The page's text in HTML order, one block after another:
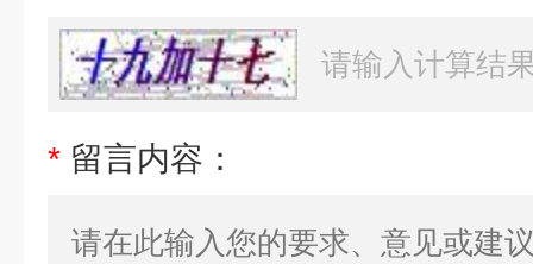
* 留言内容：